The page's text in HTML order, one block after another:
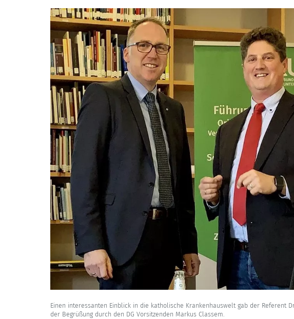
Einen interessanten Einblick in die katholische Krankenhauswelt gab der Referent
der Begrüßung durch den DG Vorsitzenden Markus Classem.